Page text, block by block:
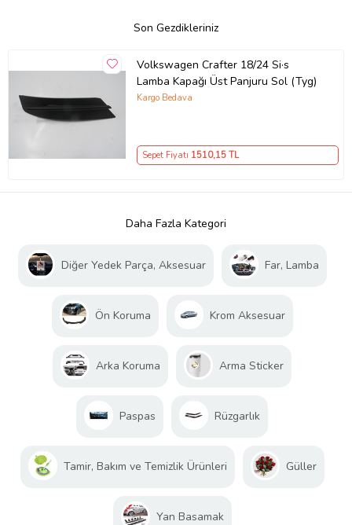
Son Gezdikleriniz
Volkswagen Crafter 18/24 Si·s
Lamba Kapağı Üst Panjuru Sol (Tyg)
Kargo Bedava
Sepet Fiyatı 1510,15 TL
Daha Fazla Kategori
Diğer Yedek Parça, Aksesuar Far, Lamba
Ön Koruma Krom Aksesuar
Arka Koruma Arma Sticker
Paspas Rüzgarlık
Tamir, Bakım ve Temizlik Ürünleri Güller
Yan Basamak